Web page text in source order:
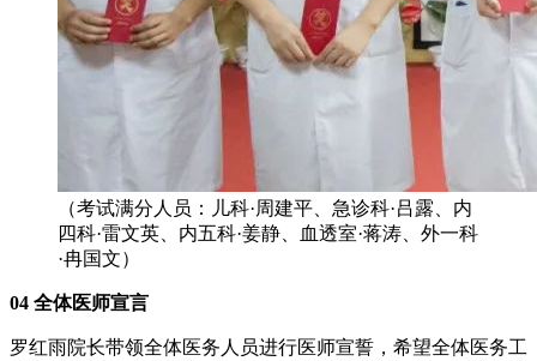
（考试满分人员：儿科·周建平、急诊科·吕露、内
四科·雷文英、内五科·姜静、血透室·蒋涛、外一科
·冉国文）
04 全体医师宣言
罗红雨院长带领全体医务人员进行医师宣誓，希望全体医务工